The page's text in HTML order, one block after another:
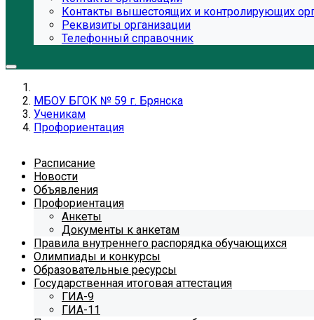
Контакты вышестоящих и контролирующих
Реквизиты организации
Телефонный справочник
МБОУ БГОК № 59 г. Брянска
Ученикам
Профориентация
Расписание
Новости
Объявления
Профориентация
Анкеты
Документы к анкетам
Правила внутреннего распорядка обучающихся
Олимпиады и конкурсы
Образовательные ресурсы
Государственная итоговая аттестация
ГИА-9
ГИА-11